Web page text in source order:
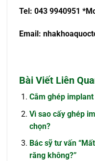
Tel: 043 9940951
Email:
Bài Viết Liên
Cắm ghép
Vì sao cấy ghép
chọn?
Bác sỹ tư vấn
răng không?”